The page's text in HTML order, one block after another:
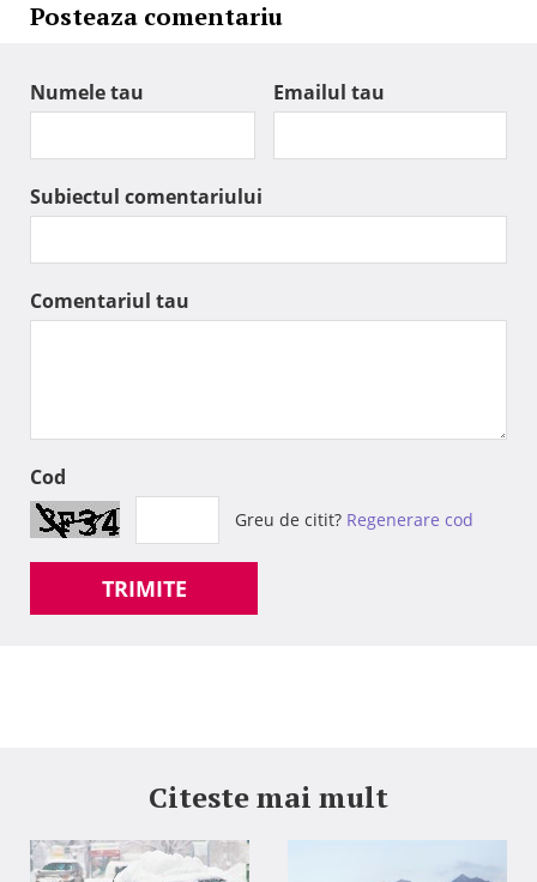
Posteaza comentariu
Numele tau Emailul tau
Subiectul comentariului
Comentariul tau
Cod
Greu de citit? Regenerare cod
TRIMITE
Citeste mai mult